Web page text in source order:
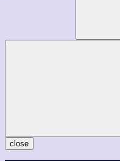
close